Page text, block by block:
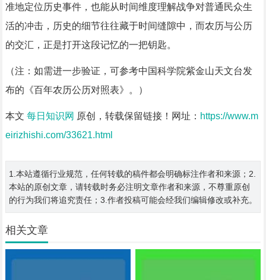
准地定位历史事件，也能从时间维度理解战争对普通民众生
活的冲击，历史的细节往往藏于时间缝隙中，而农历与公历
的交汇，正是打开这段记忆的一把钥匙。
（注：如需进一步验证，可参考中国科学院紫金山天文台发
布的《百年农历公历对照表》。）
本文 每日知识网 原创，转载保留链接！网址： https://www.m
eirizhishi.com/33621.html
1.本站遵循行业规范，任何转载的稿件都会明确标注作者和来源；2.
本站的原创文章，请转载时务必注明文章作者和来源，不尊重原创
的行为我们将追究责任；3.作者投稿可能会经我们编辑修改或补充。
相关文章